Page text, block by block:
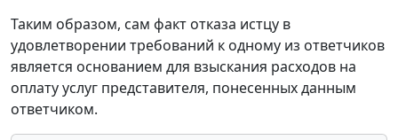
Таким образом, сам факт отказа истцу в
удовлетворении требований к одному из ответчиков
является основанием для взыскания расходов на
оплату услуг представителя, понесенных данным
ответчиком.